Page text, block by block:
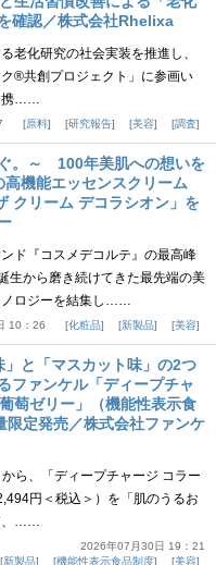
確認／株式会社Rhelixa
老化研究の社会実装を推進し、
®共創プロジェクト」に参画い
携……
原料 研究報告 美容 調査
。～ 100年美肌への想いを
機能エッセンスクリーム
クリーム デコラシオン」を
ド『コスメデコルテ』の最高峰
生から磨き続けてきた最先端の美
ノロジーを結集し……
10：26 化粧品 新製品 美容
と「マスカット味」の2つ
ファンケル「ディープチャ
萄ゼリー」（機能性表示食
限定発売／株式会社ファンケ
ら、「ディープチャージ コラー
円＜税込＞）を「肌のうるお
、……
2026年07月30日 19：21
新製品 機能性表示食品制度 美容